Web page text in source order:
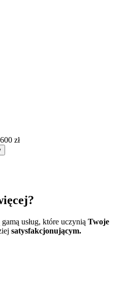
zł
usług, które uczynią Twoje
satysfakcjonującym.